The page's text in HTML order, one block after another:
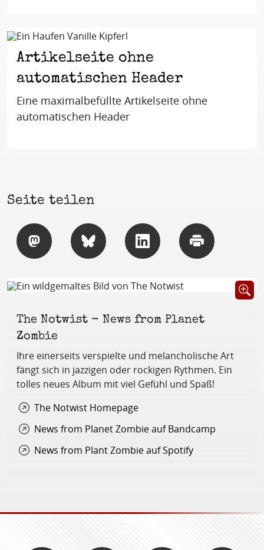
Artikelseite ohne
automatischen Header
Eine maximalbefüllte Artikelseite ohne
automatischen Header
Seite teilen
Öffnet
The Notwist - News from Planet
Zombie
Ihre einerseits verspielte und melancholische Art
fängt sich in jazzigen oder rockigen Rythmen. Ein
tolles neues Album mit viel Gefühl und Spaß!
The Notwist Homepage
News from Planet Zombie auf Bandcamp
News from Plant Zombie auf Spotify